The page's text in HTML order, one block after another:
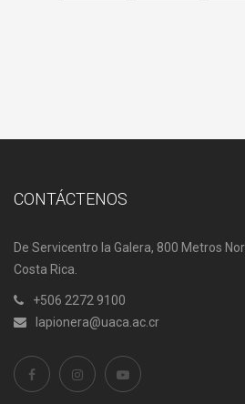
CONTÁCTENOS
De Servicentro la Galera, 800 Metros
Costa Rica.
+506 2272 9100
lapionera@uaca.ac.cr